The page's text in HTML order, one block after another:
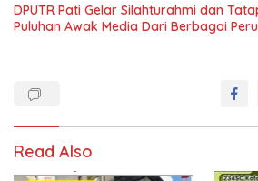
DPUTR Pati Gelar Silahturahmi dan
Puluhan Awak Media Dari Berbagai
Read Also